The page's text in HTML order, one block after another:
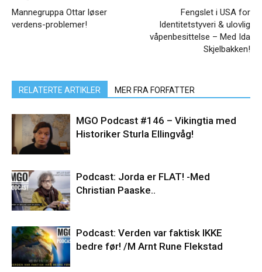
Mannegruppa Ottar løser
verdens-problemer!
Fengslet i USA for
Identitetstyveri & ulovlig
våpenbesittelse – Med Ida
Skjelbakken!
RELATERTE ARTIKLER MER FRA FORFATTER
MGO Podcast #146 – Vikingtia med
Historiker Sturla Ellingvåg!
Podcast: Jorda er FLAT! -Med
Christian Paaske..
Podcast: Verden var faktisk IKKE
bedre før! /M Arnt Rune Flekstad